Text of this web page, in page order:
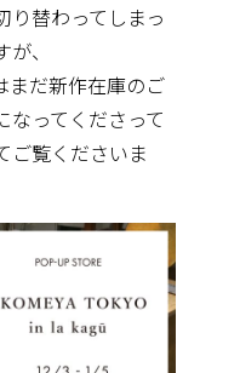
り替わってしまっ
、
まだ新作在庫のご
なってくださって
ご覧くださいま